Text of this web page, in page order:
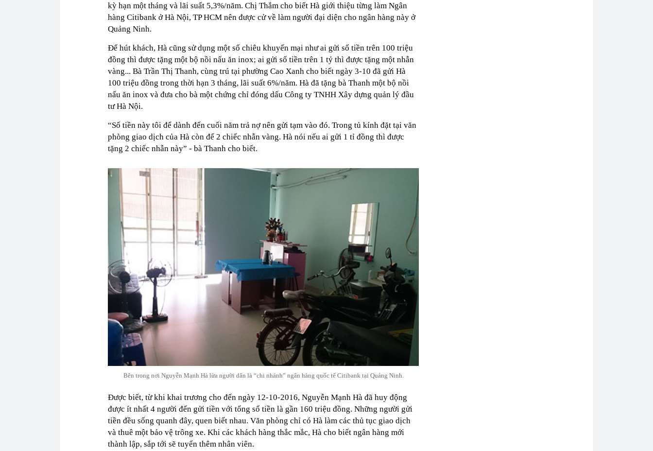
kỳ hạn một tháng và lãi suất 5,3%/năm. Chị Thắm cho biết Hà giới thiệu từng làm Ngân
hàng Citibank ở Hà Nội, TP HCM nên được cử về làm người đại diện cho ngân hàng này ở
Quảng Ninh.
Để hút khách, Hà cũng sử dụng một số chiêu khuyến mại như ai gửi số tiền trên 100 triệu
đồng thì được tặng một bộ nồi nấu ăn inox; ai gửi số tiền trên 1 tỷ thì được tặng một nhẫn
vàng... Bà Trần Thị Thanh, cùng trú tại phường Cao Xanh cho biết ngày 3-10 đã gửi Hà
100 triệu đồng trong thời hạn 3 tháng, lãi suất 6%/năm. Hà đã tặng bà Thanh một bộ nồi
nấu ăn inox và đưa cho bà một chứng chỉ đóng dấu Công ty TNHH Xây dựng quản lý đầu
tư Hà Nội.
“Số tiền này tôi để dành đến cuối năm trả nợ nên gửi tạm vào đó. Trong tủ kính đặt tại văn
phòng giao dịch của Hà còn để 2 chiếc nhẫn vàng. Hà nói nếu ai gửi 1 tỉ đồng thì được
tặng 2 chiếc nhẫn này” - bà Thanh cho biết.
Bên trong nơi Nguyễn Mạnh Hà lừa người dân là “chi nhánh” ngân hàng quốc tế Citibank tại Quảng Ninh.
Được biết, từ khi khai trương cho đến ngày 12-10-2016, Nguyễn Mạnh Hà đã huy động
được ít nhất 4 người đến gửi tiền với tổng số tiền là gần 160 triệu đồng. Những người gửi
tiền đều sống quanh đây, quen biết nhau. Văn phòng chỉ có Hà làm các thủ tục giao dịch
và thuê một bảo vệ trông xe. Khi các khách hàng thắc mắc, Hà cho biết ngân hàng mới
thành lập, sắp tới sẽ tuyển thêm nhân viên.